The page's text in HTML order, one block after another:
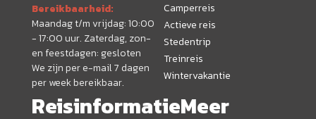
Bereikbaarheid:
Maandag t/m vrijdag: 10:00
- 17:00 uur. Zaterdag, zon-
en feestdagen: gesloten
We zijn per e-mail 7 dagen
per week bereikbaar.
Camperreis
Actieve reis
Stedentrip
Treinreis
Wintervakantie
ReisinformatieMeer